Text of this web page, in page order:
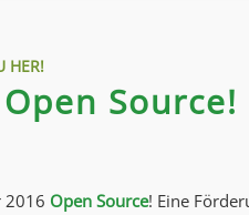
HER!
Source!
2016 Open Source! Eine